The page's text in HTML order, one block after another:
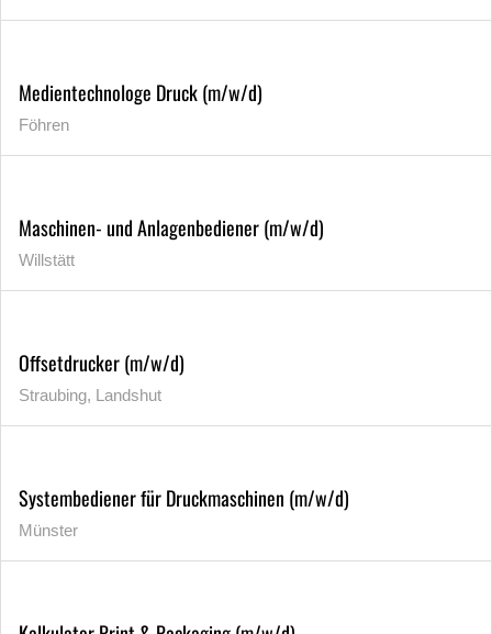
Medientechnologe Druck (m/w/d)
Föhren
Maschinen- und Anlagenbediener (m/w/d)
Willstätt
Offsetdrucker (m/w/d)
Straubing, Landshut
Systembediener für Druckmaschinen (m/w/d)
Münster